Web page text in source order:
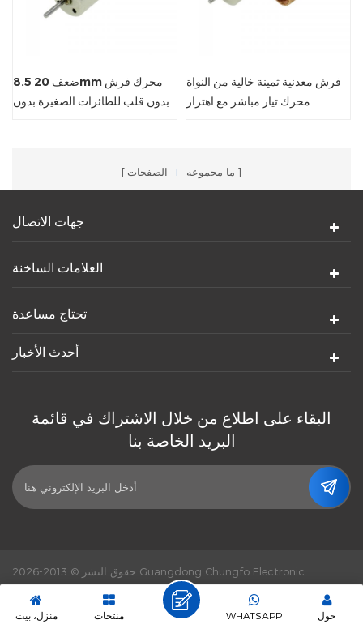
8.5 ضعف 20mm محرك فرش
بدون قلب للطائرات الصغيرة بدون
فرش معدنية ثمينة خالية من النواة
محرك تيار مباشر مع اهتزاز
ما مجموعه 1 الصفحات
جهات الاتصال
العلامات الساخنة
تحتاج مساعدة
أحدث الأخبار
البقاء على اطلاع من خلال الاشتراك في قائمة
البريد الخاصة بنا
حقوق النشر © 2013-2026 Guangdong Chungfo Electronic
خريطة الموقع XML سياسة خاصة | دعم شبكة IPv6. منزل، بيت منتجات حول WHATSAPP